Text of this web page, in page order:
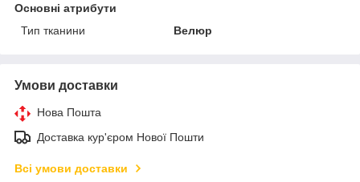
Основні атрибути
Тип тканини
Велюр
Умови доставки
Нова Пошта
Доставка кур'єром Нової Пошти
Всі умови доставки